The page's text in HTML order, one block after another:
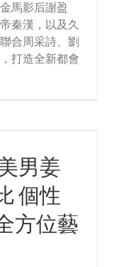
馬影后謝盈
秦漢，以及久
合周采詩、劉
打造全新都會
男姜
個性
方位藝